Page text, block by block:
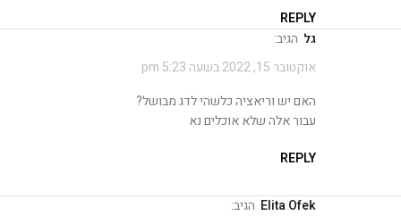
REPLY
גל הגיב:
אוקטובר 15, 2022 בשעה 5:23 pm
האם יש וריאציה כלשהי לדג מבושל?
עבור אלה שלא אוכלים נא
REPLY
Elita Ofek
הגיב: